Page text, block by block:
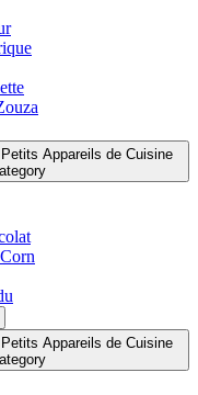
Appareils de Cuisine
Appareils de Cuisine